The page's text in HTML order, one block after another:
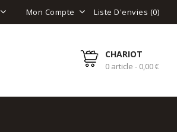
Mon Compte Liste D'envies (0)
CHARIOT
0 article - 0,00 €